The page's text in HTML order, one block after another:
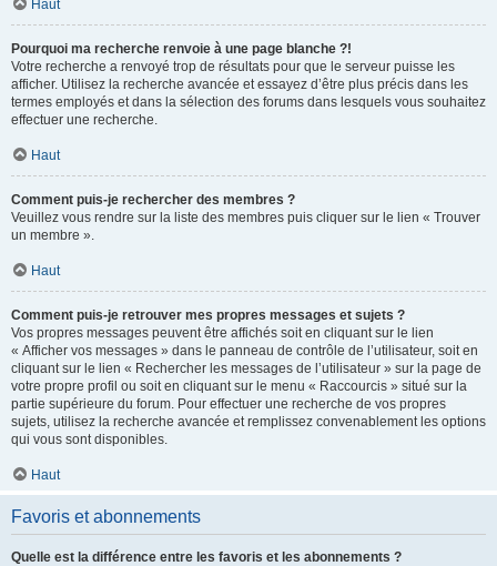
Haut
Pourquoi ma recherche renvoie à une page blanche ?!
Votre recherche a renvoyé trop de résultats pour que le serveur puisse les
afficher. Utilisez la recherche avancée et essayez d’être plus précis dans les
termes employés et dans la sélection des forums dans lesquels vous souhaitez
effectuer une recherche.
Haut
Comment puis-je rechercher des membres ?
Veuillez vous rendre sur la liste des membres puis cliquer sur le lien « Trouver
un membre ».
Haut
Comment puis-je retrouver mes propres messages et sujets ?
Vos propres messages peuvent être affichés soit en cliquant sur le lien
« Afficher vos messages » dans le panneau de contrôle de l’utilisateur, soit en
cliquant sur le lien « Rechercher les messages de l’utilisateur » sur la page de
votre propre profil ou soit en cliquant sur le menu « Raccourcis » situé sur la
partie supérieure du forum. Pour effectuer une recherche de vos propres
sujets, utilisez la recherche avancée et remplissez convenablement les options
qui vous sont disponibles.
Haut
Favoris et abonnements
Quelle est la différence entre les favoris et les abonnements ?